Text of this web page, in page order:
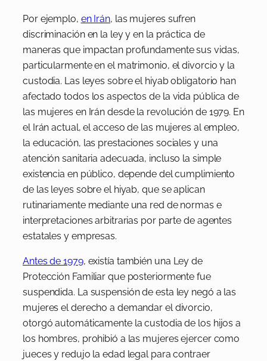
Por ejemplo, en Irán, las mujeres sufren
discriminación en la ley y en la práctica de
maneras que impactan profundamente sus vidas,
particularmente en el matrimonio, el divorcio y la
custodia. Las leyes sobre el hiyab obligatorio han
afectado todos los aspectos de la vida pública de
las mujeres en Irán desde la revolución de 1979. En
el Irán actual, el acceso de las mujeres al empleo,
la educación, las prestaciones sociales y una
atención sanitaria adecuada, incluso la simple
existencia en público, depende del cumplimiento
de las leyes sobre el hiyab, que se aplican
rutinariamente mediante una red de normas e
interpretaciones arbitrarias por parte de agentes
estatales y empresas.
Antes de 1979, existía también una Ley de
Protección Familiar que posteriormente fue
suspendida. La suspensión de esta ley negó a las
mujeres el derecho a demandar el divorcio,
otorgó automáticamente la custodia de los hijos a
los hombres, prohibió a las mujeres ejercer como
jueces y redujo la edad legal para contraer